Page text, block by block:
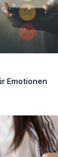
Emotionen